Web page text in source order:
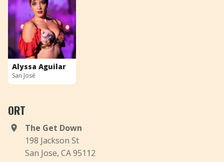
Alyssa Aguilar
San José
ORT
The Get Down
198 Jackson St
San Jose, CA 95112